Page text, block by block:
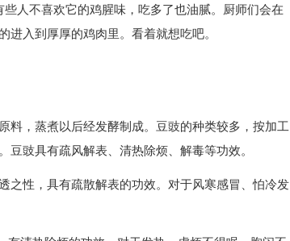
人不喜欢它的鸡腥味，吃多了也油腻。厨师们会在
入到厚厚的鸡肉里。看着就想吃吧。
料，蒸煮以后经发酵制成。豆豉的种类较多，按加工
豉具有疏风解表、清热除烦、解毒等功效。
之性，具有疏散解表的功效。对于风寒感冒、怕冷发